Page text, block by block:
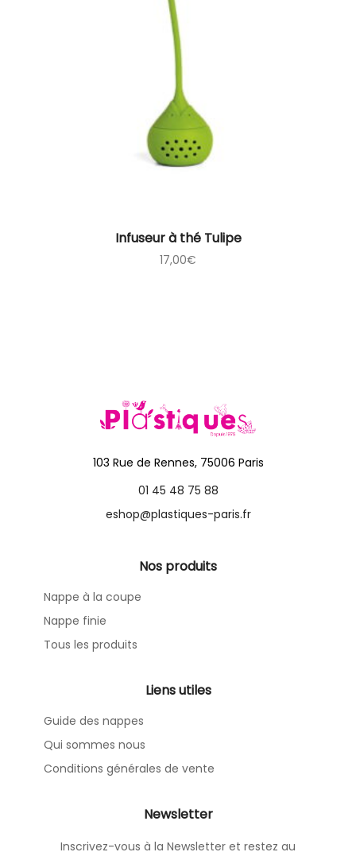
Infuseur à thé Tulipe
17,00€
103 Rue de Rennes, 75006 Paris
01 45 48 75 88
eshop@plastiques-paris.fr
Nos produits
Nappe à la coupe
Nappe finie
Tous les produits
Liens utiles
Guide des nappes
Qui sommes nous
Conditions générales de vente
Newsletter
Inscrivez-vous à la Newsletter et restez au